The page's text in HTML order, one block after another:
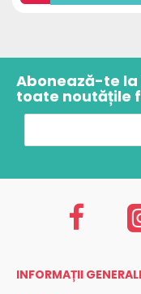
Abonează-te la
toate noutățile
INFORMAȚII